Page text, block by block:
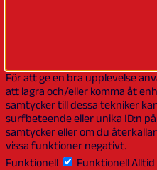
För att ge en bra upplevelse
att lagra och/eller komma åt
samtycker till dessa tekniker
surfbeteende eller unika ID:n
samtycker eller om du
vissa funktioner negativt.
Funktionell
Funktionell